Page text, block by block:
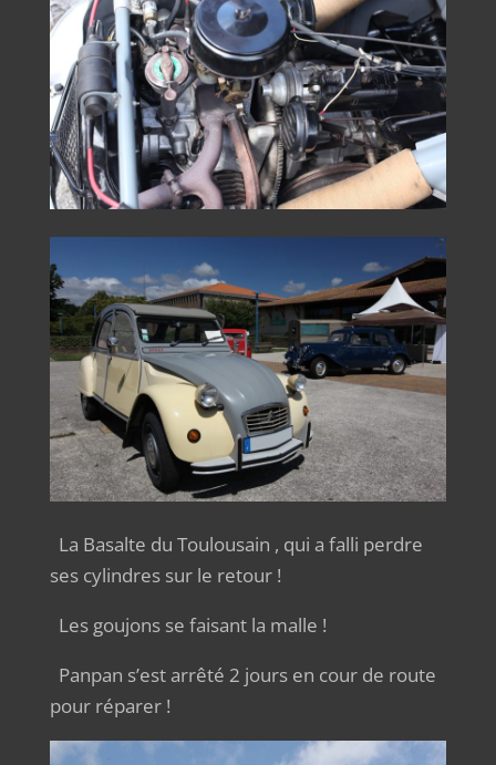
La Basalte du Toulousain , qui a falli perdre
ses cylindres sur le retour !
Les goujons se faisant la malle !
Panpan s’est arrêté 2 jours en cour de route
pour réparer !